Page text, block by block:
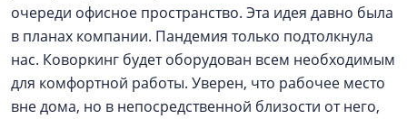
очереди офисное пространство. Эта идея давно была
в планах компании. Пандемия только подтолкнула
нас. Коворкинг будет оборудован всем необходимым
для комфортной работы. Уверен, что рабочее место
вне дома, но в непосредственной близости от него,